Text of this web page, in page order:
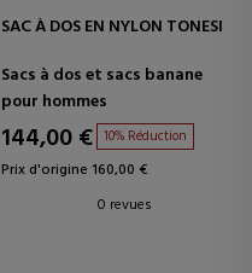
SAC À DOS EN NYLON TONESI
Sacs à dos et sacs banane
pour hommes
144,00 € 10% Réduction
Prix d'origine 160,00 €
0 revues